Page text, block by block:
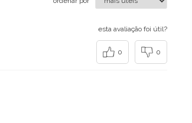
esta avaliação foi útil?
0 0